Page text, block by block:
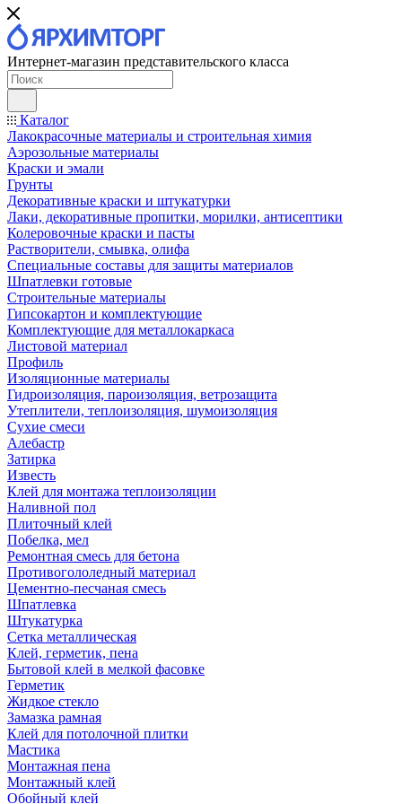
Интернет-магазин представительского класса
Каталог
Лакокрасочные материалы и строительная химия
Аэрозольные материалы
Краски и эмали
Грунты
Декоративные краски и штукатурки
Лаки, декоративные пропитки, морилки, антисептики
Колеровочные краски и пасты
Растворители, смывка, олифа
Специальные составы для защиты материалов
Шпатлевки готовые
Строительные материалы
Гипсокартон и комплектующие
Комплектующие для металлокаркаса
Листовой материал
Профиль
Изоляционные материалы
Гидроизоляция, пароизоляция, ветрозащита
Утеплители, теплоизоляция, шумоизоляция
Сухие смеси
Алебастр
Затирка
Известь
Клей для монтажа теплоизоляции
Наливной пол
Плиточный клей
Побелка, мел
Ремонтная смесь для бетона
Противогололедный материал
Цементно-песчаная смесь
Шпатлевка
Штукатурка
Сетка металлическая
Клей, герметик, пена
Бытовой клей в мелкой фасовке
Герметик
Жидкое стекло
Замазка рамная
Клей для потолочной плитки
Мастика
Монтажная пена
Монтажный клей
Обойный клей